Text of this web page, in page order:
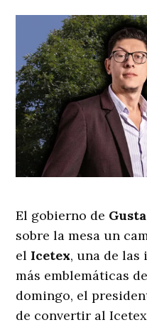
El gobierno de
sobre la mesa un
el Icetex, una de
más emblemáticas
domingo, el
de convertir al